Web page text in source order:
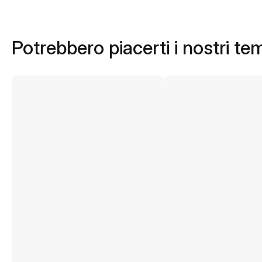
Potrebbero piacerti i nostri